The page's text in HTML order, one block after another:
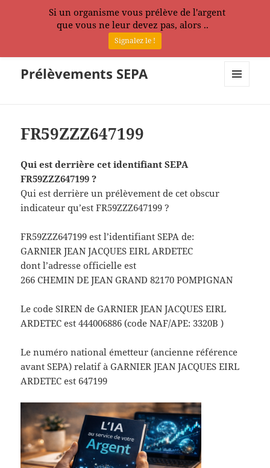
Prélèvements SEPA
FR59ZZZ647199
Qui est derrière cet identifiant SEPA
FR59ZZZ647199 ?
Qui est derrière un prélèvement de cet obscur
indicateur qu’est FR59ZZZ647199 ?
FR59ZZZ647199 est l’identifiant SEPA de:
GARNIER JEAN JACQUES EIRL ARDETEC
dont l’adresse officielle est
266 CHEMIN DE JEAN GRAND 82170 POMPIGNAN
Le code SIREN de GARNIER JEAN JACQUES EIRL
ARDETEC est 444006886 (code NAF/APE: 3320B )
Le numéro national émetteur (ancienne référence
avant SEPA) relatif à GARNIER JEAN JACQUES EIRL
ARDETEC est 647199
Si un organisme vous prélève de l'argent
que vous ne leur devez pas, alors ..
Signalez le !